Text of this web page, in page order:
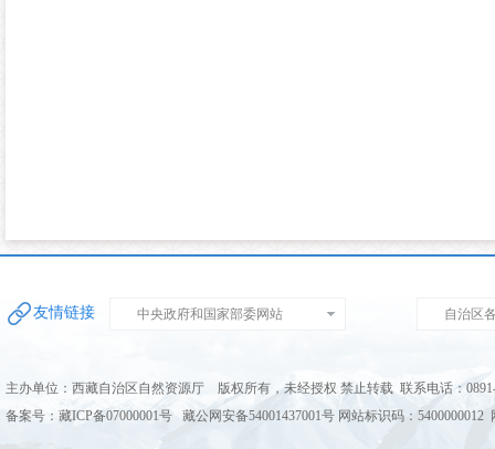
友情链接 中央政府和国家部委网站 自治区
主办单位：西藏自治区自然资源厅 版权所有，未经授权 禁止转载 联系电话：
备案号：藏ICP备07000001号 藏公网安备54001437001号 网站标识码：5400000012